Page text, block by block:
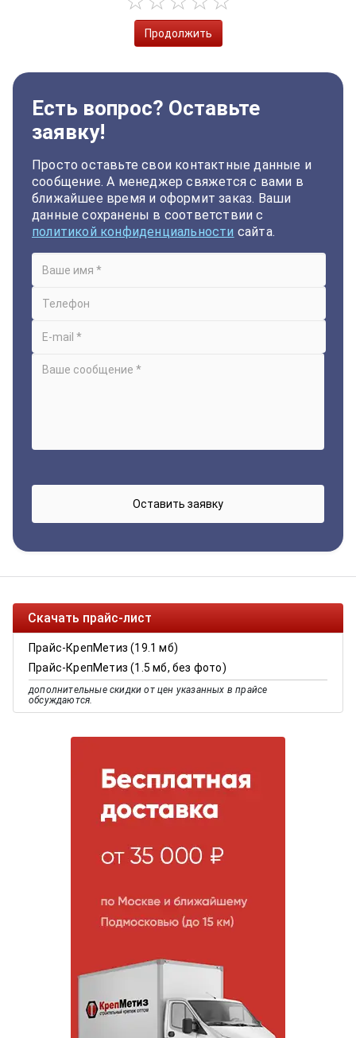
Продолжить
Есть вопрос? Оставьте
заявку!
Просто оставьте свои контактные данные и
сообщение. А менеджер свяжется с вами в
ближайшее время и оформит заказ. Ваши
данные сохранены в соответствии с
политикой конфиденциальности сайта.
Скачать прайс-лист
Прайс-КрепМетиз (19.1 мб)
Прайс-КрепМетиз (1.5 мб, без фото)
дополнительные скидки от цен указанных в прайсе
обсуждаются.